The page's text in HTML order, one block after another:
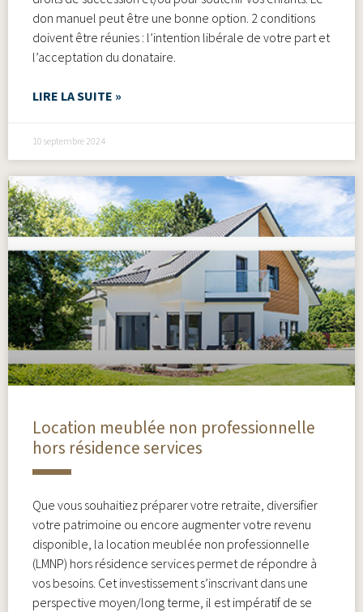
don manuel peut être une bonne option. 2 conditions
doivent être réunies : l’intention libérale de votre part et
l’acceptation du donataire.
LIRE LA SUITE »
10 septembre 2024
Location meublée non professionnelle
hors résidence services
Que vous souhaitiez préparer votre retraite, diversifier
votre patrimoine ou encore augmenter votre revenu
disponible, la location meublée non professionnelle
(LMNP) hors résidence services permet de répondre à
vos besoins. Cet investissement s’inscrivant dans une
perspective moyen/long terme, il est impératif de se